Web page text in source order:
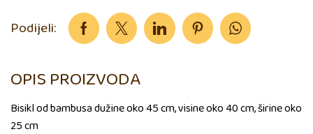
Podijeli:
OPIS PROIZVODA
Bisikl od bambusa dužine oko 45 cm, visine oko 40 cm, širine oko
25 cm